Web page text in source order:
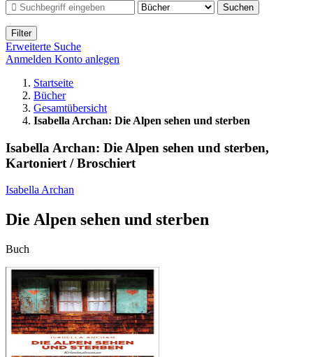
Suchen
Filter
Erweiterte Suche
Anmelden Konto anlegen
Startseite
Bücher
Gesamtübersicht
Isabella Archan: Die Alpen sehen und sterben
Isabella Archan: Die Alpen sehen und sterben,
Kartoniert / Broschiert
Isabella Archan
Die Alpen sehen und sterben
Buch